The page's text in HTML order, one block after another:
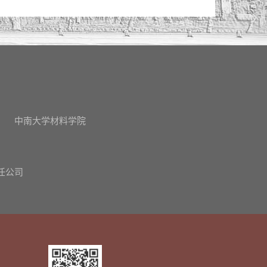
中南大学材料学院
公司